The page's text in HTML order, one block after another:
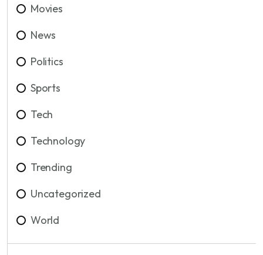
Movies
News
Politics
Sports
Tech
Technology
Trending
Uncategorized
World